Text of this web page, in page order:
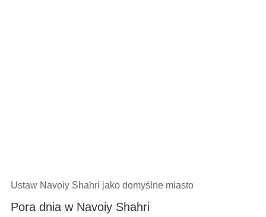
Ustaw Navoiy Shahri jako domyślne miasto
Pora dnia w Navoiy Shahri